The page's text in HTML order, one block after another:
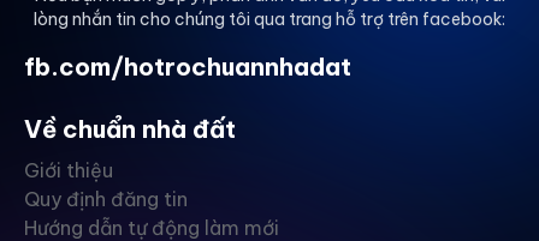
lòng nhắn tin cho chúng tôi qua trang hỗ trợ trên facebook:
fb.com/hotrochuannhadat
Về chuẩn nhà đất
Giới thiệu
Quy định đăng tin
Hướng dẫn tự động làm mới